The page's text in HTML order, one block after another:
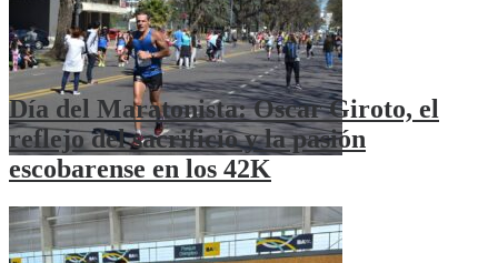
Día del Maratonista: Oscar Giroto, el
reflejo del sacrificio y la pasión
escobarense en los 42K